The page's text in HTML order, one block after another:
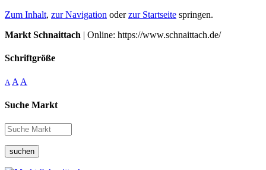
Zum Inhalt, zur Navigation oderzur Startseite springen.
Markt Schnaittach | Online: https://www.schnaittach.de/
Schriftgröße
A A A
Suche Markt
suchen